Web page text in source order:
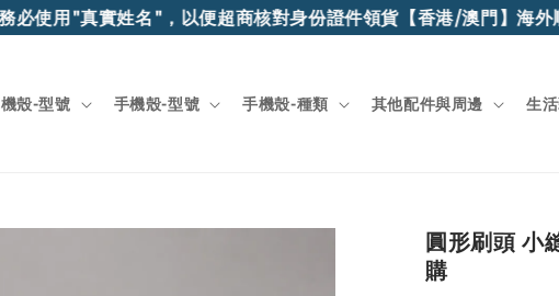
使用"真實姓名"，以便超商核對身份證件領貨【香港/澳門】海外
殼-型號 手機殼-型號 手機殼-種類 其他配件與周邊 生
圓形刷頭 小
購